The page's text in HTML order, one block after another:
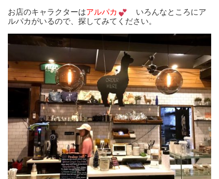
お店のキャラクターはアルパカ
いろんなところにア
ルパカがいるので、探してみてください。